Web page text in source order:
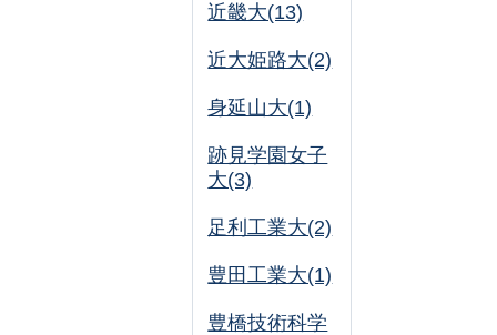
近畿大(13)
近大姫路大(2)
身延山大(1)
跡見学園女子
大(3)
足利工業大(2)
豊田工業大(1)
豊橋技術科学